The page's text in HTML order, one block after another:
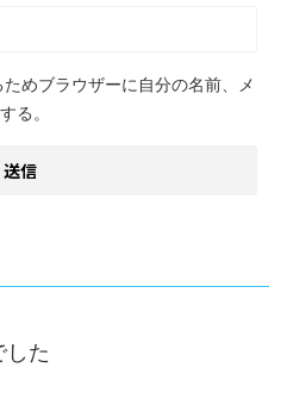
めブラウザーに自分の名前、メ
る。
した